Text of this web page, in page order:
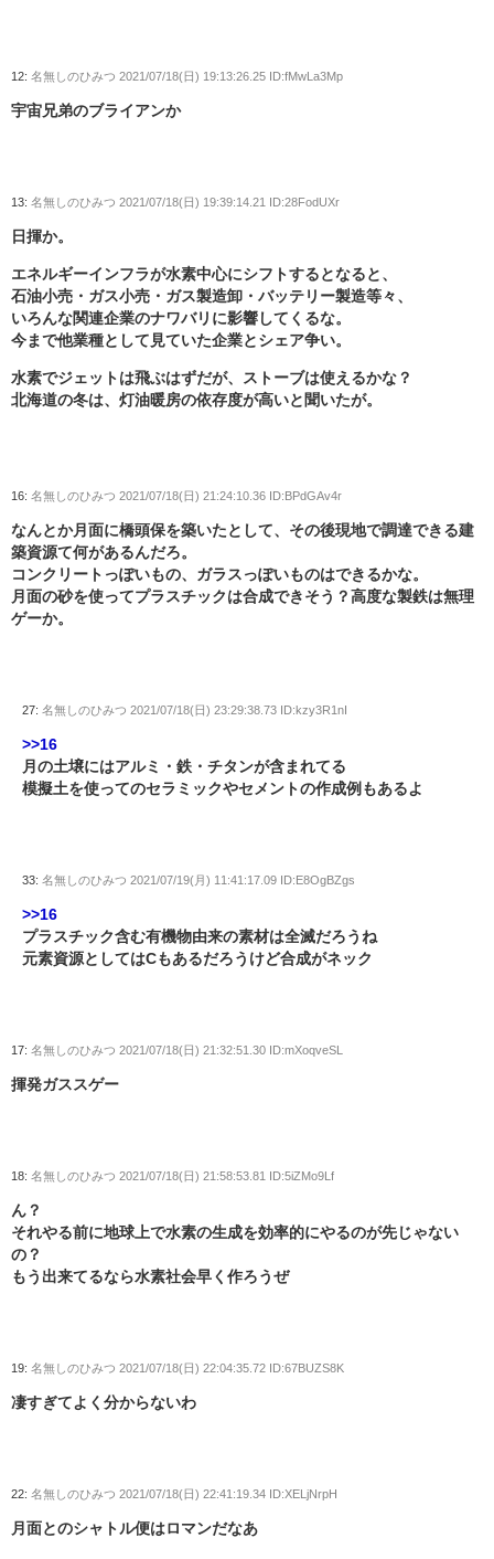
12: 名無しのひみつ 2021/07/18(日) 19:13:26.25 ID:fMwLa3Mp
宇宙兄弟のブライアンか
13: 名無しのひみつ 2021/07/18(日) 19:39:14.21 ID:28FodUXr
日揮か。
エネルギーインフラが水素中心にシフトするとなると、
石油小売・ガス小売・ガス製造卸・バッテリー製造等々、
いろんな関連企業のナワバリに影響してくるな。
今まで他業種として見ていた企業とシェア争い。
水素でジェットは飛ぶはずだが、ストーブは使えるかな？
北海道の冬は、灯油暖房の依存度が高いと聞いたが。
16: 名無しのひみつ 2021/07/18(日) 21:24:10.36 ID:BPdGAv4r
なんとか月面に橋頭保を築いたとして、その後現地で調達できる建
築資源て何があるんだろ。
コンクリートっぽいもの、ガラスっぽいものはできるかな。
月面の砂を使ってプラスチックは合成できそう？高度な製鉄は無理
ゲーか。
27: 名無しのひみつ 2021/07/18(日) 23:29:38.73 ID:kzy3R1nI
>>16
月の土壌にはアルミ・鉄・チタンが含まれてる
模擬土を使ってのセラミックやセメントの作成例もあるよ
33: 名無しのひみつ 2021/07/19(月) 11:41:17.09 ID:E8OgBZgs
>>16
プラスチック含む有機物由来の素材は全滅だろうね
元素資源としてはCもあるだろうけど合成がネック
17: 名無しのひみつ 2021/07/18(日) 21:32:51.30 ID:mXoqveSL
揮発ガススゲー
18: 名無しのひみつ 2021/07/18(日) 21:58:53.81 ID:5iZMo9Lf
ん？
それやる前に地球上で水素の生成を効率的にやるのが先じゃない
の？
もう出来てるなら水素社会早く作ろうぜ
19: 名無しのひみつ 2021/07/18(日) 22:04:35.72 ID:67BUZS8K
凄すぎてよく分からないわ
22: 名無しのひみつ 2021/07/18(日) 22:41:19.34 ID:XELjNrpH
月面とのシャトル便はロマンだなあ